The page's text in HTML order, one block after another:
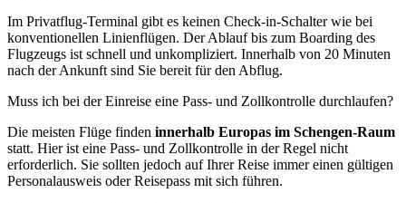
Im Privatflug-Terminal gibt es keinen Check-in-Schalter wie bei
konventionellen Linienflügen. Der Ablauf bis zum Boarding des
Flugzeugs ist schnell und unkompliziert. Innerhalb von 20 Minuten
nach der Ankunft sind Sie bereit für den Abflug.
Muss ich bei der Einreise eine Pass- und Zollkontrolle durchlaufen?
Die meisten Flüge finden innerhalb Europas im Schengen-Raum
statt. Hier ist eine Pass- und Zollkontrolle in der Regel nicht
erforderlich. Sie sollten jedoch auf Ihrer Reise immer einen gültigen
Personalausweis oder Reisepass mit sich führen.